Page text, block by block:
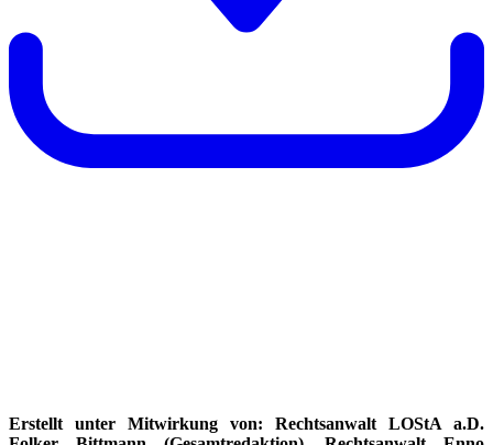
Erstellt unter Mitwirkung von: Rechtsanwalt LOStA a.D.